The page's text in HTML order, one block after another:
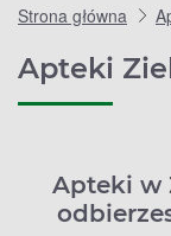
Strona główna
Apteki
Apteki w